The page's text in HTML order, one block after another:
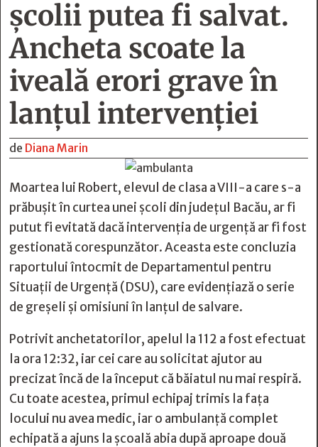
școlii putea fi salvat.
Ancheta scoate la
iveală erori grave în
lanțul intervenției
de Diana Marin
Moartea lui Robert, elevul de clasa a VIII-a care s-a
prăbușit în curtea unei școli din județul Bacău, ar fi
putut fi evitată dacă intervenția de urgență ar fi fost
gestionată corespunzător. Aceasta este concluzia
raportului întocmit de Departamentul pentru
Situații de Urgență (DSU), care evidențiază o serie
de greșeli și omisiuni în lanțul de salvare.
Potrivit anchetatorilor, apelul la 112 a fost efectuat
la ora 12:32, iar cei care au solicitat ajutor au
precizat încă de la început că băiatul nu mai respiră.
Cu toate acestea, primul echipaj trimis la fața
locului nu avea medic, iar o ambulanță complet
echipată a ajuns la școală abia după aproape două